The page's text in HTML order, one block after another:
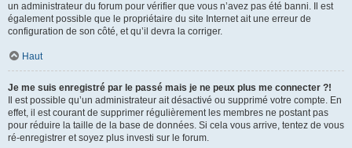
un administrateur du forum pour vérifier que vous n’avez pas été banni. Il est
également possible que le propriétaire du site Internet ait une erreur de
configuration de son côté, et qu’il devra la corriger.
Haut
Je me suis enregistré par le passé mais je ne peux plus me connecter ?!
Il est possible qu’un administrateur ait désactivé ou supprimé votre compte. En
effet, il est courant de supprimer régulièrement les membres ne postant pas
pour réduire la taille de la base de données. Si cela vous arrive, tentez de vous
ré-enregistrer et soyez plus investi sur le forum.